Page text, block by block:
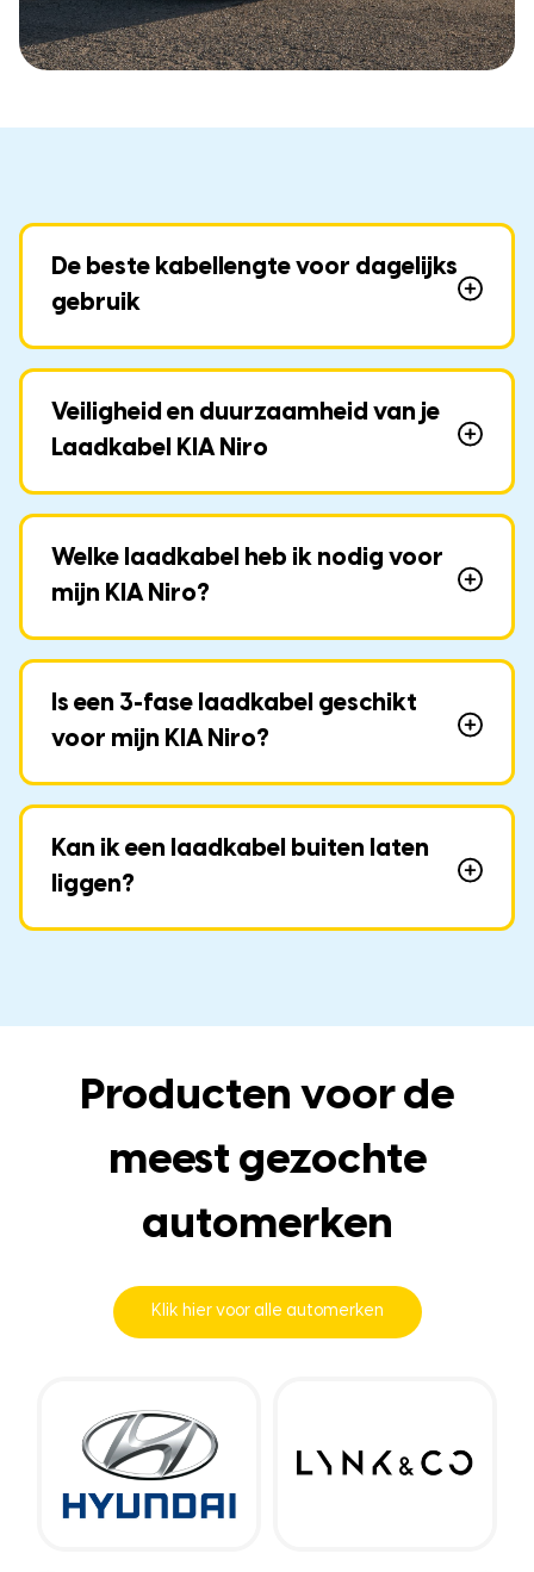
De beste kabellengte voor dagelijks
gebruik
Veiligheid en duurzaamheid van je
Laadkabel KIA Niro
Welke laadkabel heb ik nodig voor
mijn KIA Niro?
Is een 3-fase laadkabel geschikt
voor mijn KIA Niro?
Kan ik een laadkabel buiten laten
liggen?
Producten voor de
meest gezochte
automerken
Klik hier voor alle automerken